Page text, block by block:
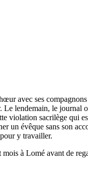
avec ses
lendemain, le journal
violation sacrilège qui
un évêque sans son
y travailler.
à Lomé avant de